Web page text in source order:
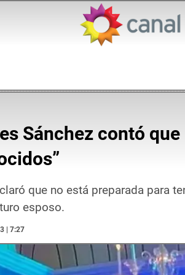
Sánchez contó
que no está preparada para
esposo.
| 7:27